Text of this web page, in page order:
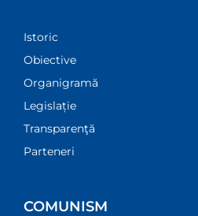
Istoric
Obiective
Organigramă
Legislație
Transparenţă
Parteneri
COMUNISM